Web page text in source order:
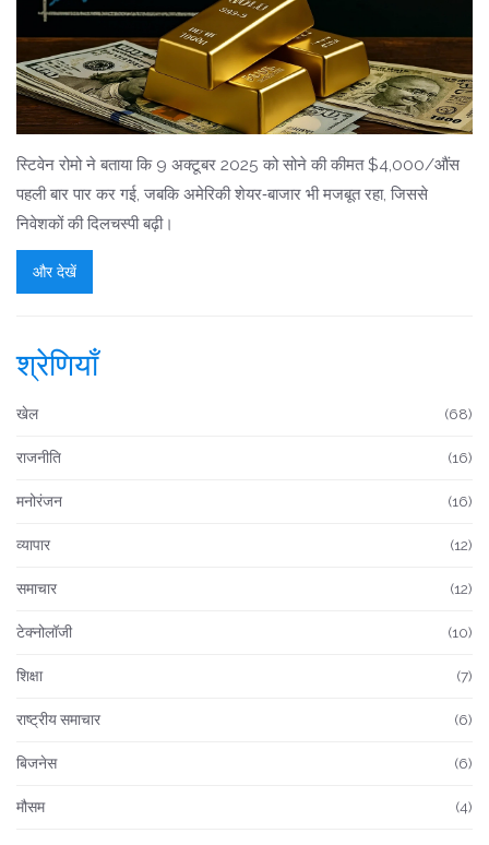
स्टिवेन रोमो ने बताया कि 9 अक्टूबर 2025 को सोने की कीमत $4,000/औंस
पहली बार पार कर गई, जबकि अमेरिकी शेयर‑बाजार भी मजबूत रहा, जिससे
निवेशकों की दिलचस्पी बढ़ी।
और देखें
श्रेणियाँ
खेल (68)
राजनीति (16)
मनोरंजन (16)
व्यापार (12)
समाचार (12)
टेक्नोलॉजी (10)
शिक्षा (7)
राष्ट्रीय समाचार (6)
बिजनेस (6)
मौसम (4)